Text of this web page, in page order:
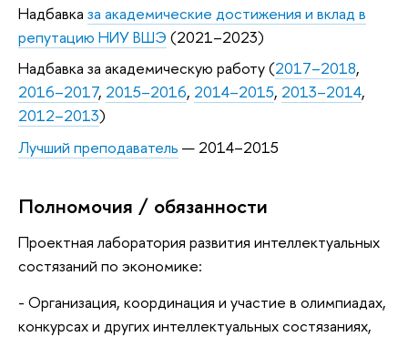
Надбавка за академические достижения и вклад в
репутацию НИУ ВШЭ (2021–2023)
Надбавка за академическую работу (2017–2018,
2016–2017, 2015–2016, 2014–2015, 2013–2014,
2012–2013)
Лучший преподаватель — 2014–2015
Полномочия / обязанности
Проектная лаборатория развития интеллектуальных
состязаний по экономике:
- Организация, координация и участие в олимпиадах,
конкурсах и других интеллектуальных состязаниях,